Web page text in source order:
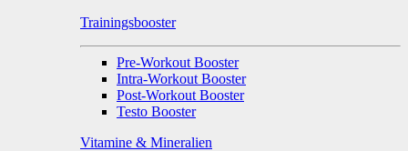
Trainingsbooster
Pre-Workout Booster
Intra-Workout Booster
Post-Workout Booster
Testo Booster
Vitamine & Mineralien